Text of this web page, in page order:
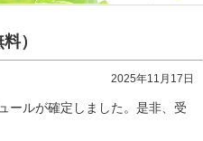
）
2025年11月17日
ールが確定しました。是非、受